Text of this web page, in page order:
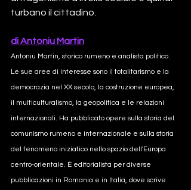
turbano il cittadino.
di Antoniu Martin
Antoniu Martin, storico rumeno e analista politico.
Le sue aree di interesse sono il totalitarismo e la
democrazia nel XX secolo, la costruzione europea,
il multiculturalismo, la geopolitica e le relazioni
internazionali. Ha pubblicato opere sulla storia del
comunismo rumeno e internazionale e sulla storia
del fenomeno iniziatico nello spazio dell'Europa
centro-orientale. È editorialista per diverse
pubblicazioni in Romania e in Italia, dove scrive